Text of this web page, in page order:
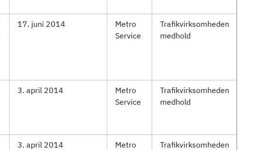
17. juni 2014
Metro
Service
Trafikvirksomheden
medhold
3. april 2014
Metro
Service
Trafikvirksomheden
medhold
3. april 2014
Metro
Trafikvirksomheden